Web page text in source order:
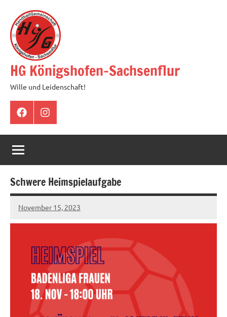
Inhalt
springen
HG Königshofen-Sachsenflur
Wille und Leidenschaft!
FacebookInstagram
Schwere Heimspielaufgabe
November 15, 2023
hgadmin